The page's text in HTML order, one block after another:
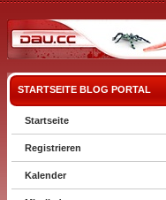
STARTSEITE BLOG PORTAL
Startseite
Registrieren
Kalender